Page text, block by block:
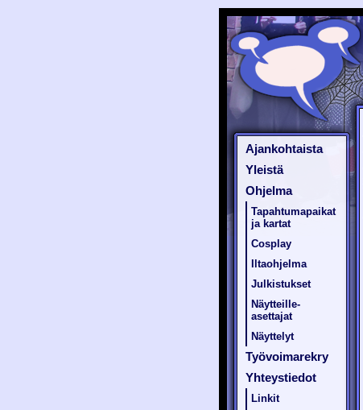
Ajankohtaista
Yleistä
Ohjelma
Tapahtumapaikat
ja kartat
Cosplay
Iltaohjelma
Julkistukset
Näytteille-
asettajat
Näyttelyt
Työvoimarekry
Yhteystiedot
Linkit